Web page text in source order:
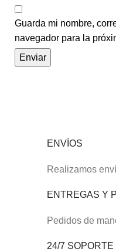
Guarda mi nombre,
navegador para la
ENVÍOS
Realizamos
ENTREGAS Y
Pedidos de
24/7 SOPORTE